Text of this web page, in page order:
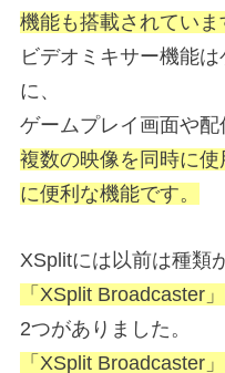
機能も搭載されていま
ビデオミキサー機能
に、
ゲームプレイ画面や配
複数の映像を同時に
に便利な機能です。
XSplitには以前は種類
「XSplit Broadcaster」
2つがありました。
「XSplit Broadcaster